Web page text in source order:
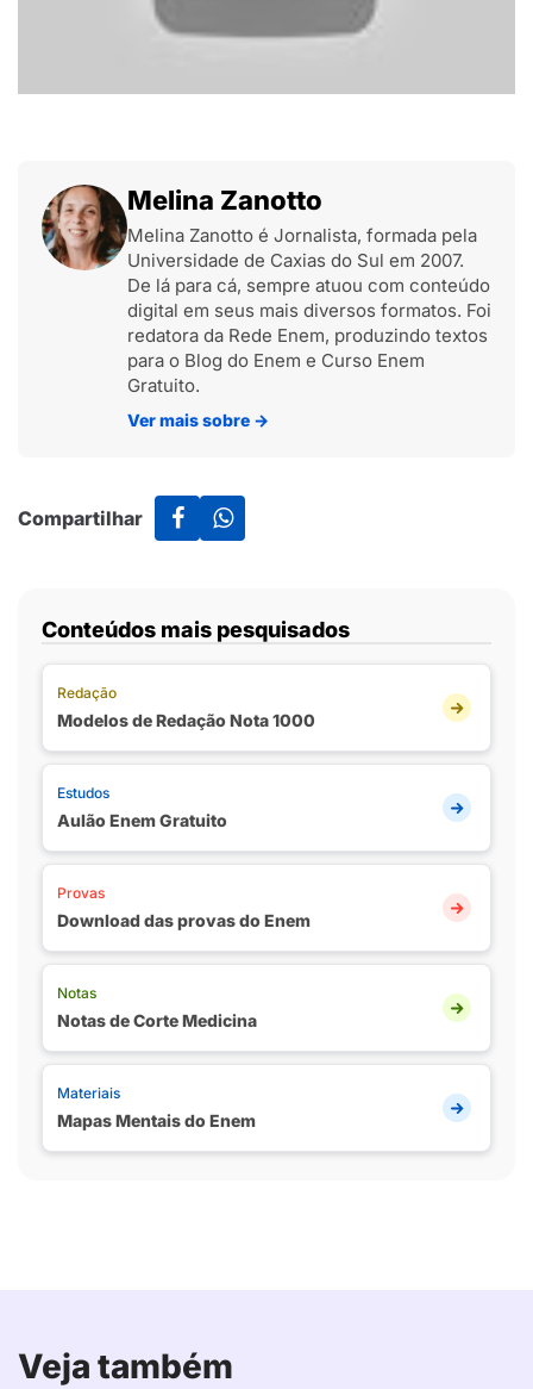
Melina Zanotto
Melina Zanotto é Jornalista, formada pela
Universidade de Caxias do Sul em 2007.
De lá para cá, sempre atuou com conteúdo
digital em seus mais diversos formatos. Foi
redatora da Rede Enem, produzindo textos
para o Blog do Enem e Curso Enem
Gratuito.
Ver mais sobre →
Compartilhar
Conteúdos mais pesquisados
Redação
Modelos de Redação Nota 1000
Estudos
Aulão Enem Gratuito
Provas
Download das provas do Enem
Notas
Notas de Corte Medicina
Materiais
Mapas Mentais do Enem
Veja também